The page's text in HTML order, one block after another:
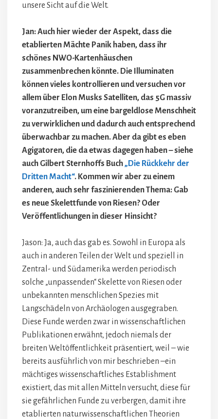
unsere Sicht auf die Welt.
Jan: Auch hier wieder der Aspekt, dass die
etablierten Mächte Panik haben, dass ihr
schönes NWO-Kartenhäuschen
zusammenbrechen könnte. Die Illuminaten
können vieles kontrollieren und versuchen vor
allem über Elon Musks Satelliten, das 5G massiv
voranzutreiben, um eine bargeldlose Menschheit
zu verwirklichen und dadurch auch entsprechend
überwachbar zu machen. Aber da gibt es eben
Agigatoren, die da etwas dagegen haben – siehe
auch Gilbert Sternhoffs Buch„Die Rückkehr der
Dritten Macht“. Kommen wir aber zu einem
anderen, auch sehr faszinierenden Thema: Gab
es neue Skelettfunde von Riesen? Oder
Veröffentlichungen in dieser Hinsicht?
Jason: Ja, auch das gab es. Sowohl in Europa als
auch in anderen Teilen der Welt und speziell in
Zentral- und Südamerika werden periodisch
solche „unpassenden“ Skelette von Riesen oder
unbekannten menschlichen Spezies mit
Langschädeln von Archäologen ausgegraben.
Diese Funde werden zwar in wissenschaftlichen
Publikationen erwähnt, jedoch niemals der
breiten Weltöffentlichkeit präsentiert, weil – wie
bereits ausführlich von mir beschrieben –ein
mächtiges wissenschaftliches Establishment
existiert, das mit allen Mitteln versucht, diese für
sie gefährlichen Funde zu verbergen, damit ihre
etablierten naturwissenschaftlichen Theorien